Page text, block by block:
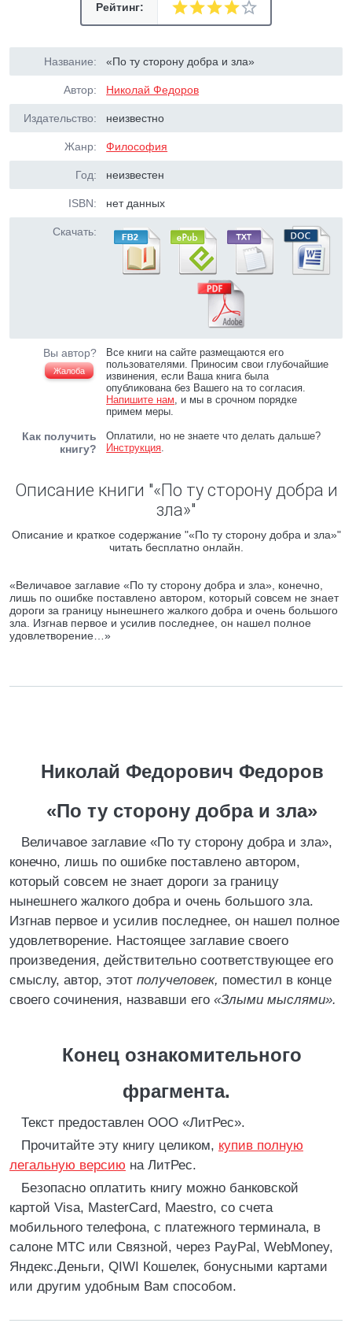
Рейтинг:
Название: «По ту сторону добра и зла»
Автор: Николай Федоров
Издательство: неизвестно
Жанр: Философия
Год: неизвестен
ISBN: нет данных
Скачать:
Вы автор?
Жалоба
Все книги на сайте размещаются его
пользователями. Приносим свои глубочайшие
извинения, если Ваша книга была
опубликована без Вашего на то согласия.
Напишите нам, и мы в срочном порядке
примем меры.
Как получить
книгу?
Оплатили, но не знаете что делать дальше?
Инструкция.
Описание книги "«По ту сторону добра и
зла»"
Описание и краткое содержание "«По ту сторону добра и зла»"
читать бесплатно онлайн.
«Величавое заглавие «По ту сторону добра и зла», конечно,
лишь по ошибке поставлено автором, который совсем не знает
дороги за границу нынешнего жалкого добра и очень большого
зла. Изгнав первое и усилив последнее, он нашел полное
удовлетворение…»
Николай Федорович Федоров
«По ту сторону добра и зла»
Величавое заглавие «По ту сторону добра и зла»,
конечно, лишь по ошибке поставлено автором,
который совсем не знает дороги за границу
нынешнего жалкого добра и очень большого зла.
Изгнав первое и усилив последнее, он нашел полное
удовлетворение. Настоящее заглавие своего
произведения, действительно соответствующее его
смыслу, автор, этот получеловек, поместил в конце
своего сочинения, назвавши его «Злыми мыслями».
Конец ознакомительного
фрагмента.
Текст предоставлен ООО «ЛитРес».
Прочитайте эту книгу целиком, купив полную
легальную версию на ЛитРес.
Безопасно оплатить книгу можно банковской
картой Visa, MasterCard, Maestro, со счета
мобильного телефона, с платежного терминала, в
салоне МТС или Связной, через PayPal, WebMoney,
Яндекс.Деньги, QIWI Кошелек, бонусными картами
или другим удобным Вам способом.